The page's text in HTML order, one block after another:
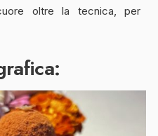
oltre la tecnica, per